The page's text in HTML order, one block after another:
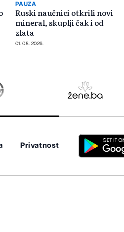
PAUZA
Ruski naučnici otkrili novi
mineral, skuplji čak i od
zlata
01. 08. 2026.
Privatnost